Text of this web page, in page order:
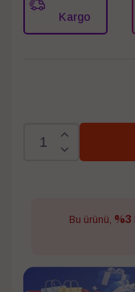
Kargo
Bu ürünü, %3